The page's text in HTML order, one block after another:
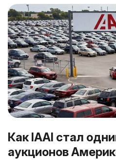
Как IAAI стал
аукционов